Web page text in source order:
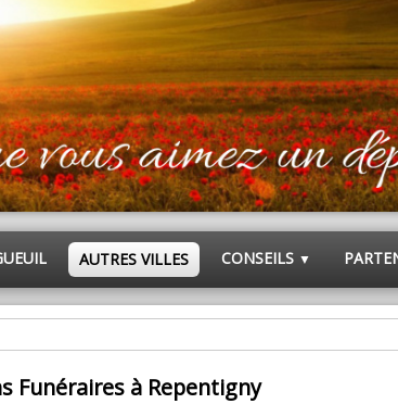
AUTRES VILLES CONSEILS ▼
Funéraires à Repentigny